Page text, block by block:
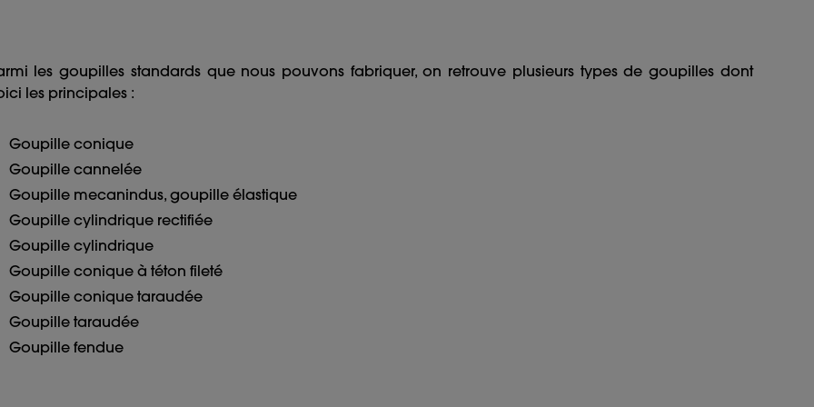
les goupilles standards que nous pouvons fabriquer, on retrouve plusieurs types de goupilles dont
les principales :
Goupille conique
Goupille cannelée
Goupille mecanindus, goupille élastique
Goupille cylindrique rectifiée
Goupille cylindrique
Goupille conique à téton fileté
Goupille conique taraudée
Goupille taraudée
Goupille fendue